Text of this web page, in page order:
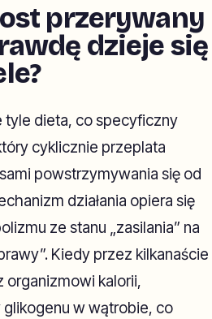
przerywany
dzieje się
tyle dieta, co specyficzny
cyklicznie przeplata
powstrzymywania się od
działania opiera się
ze stanu „zasilania” na
Kiedy przez kilkanaście
organizmowi kalorii,
w wątrobie, co